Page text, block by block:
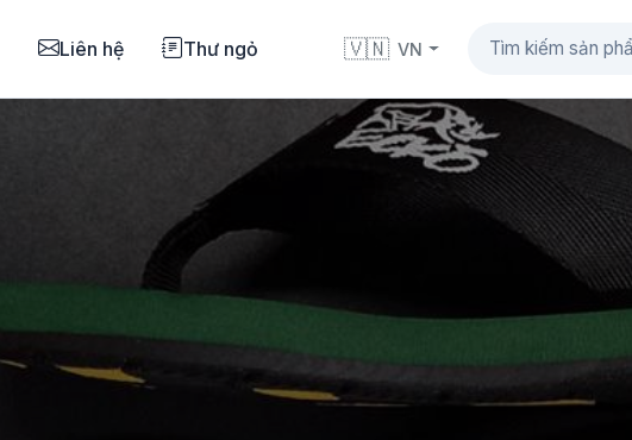
Liên hệ Thư ngỏ 🇻🇳 VN